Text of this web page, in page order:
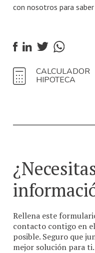
con nosotros para
CALCULADOR
HIPOTECA
Rellena este
contacto contigo en
posible. Seguro que
mejor solución para ti.